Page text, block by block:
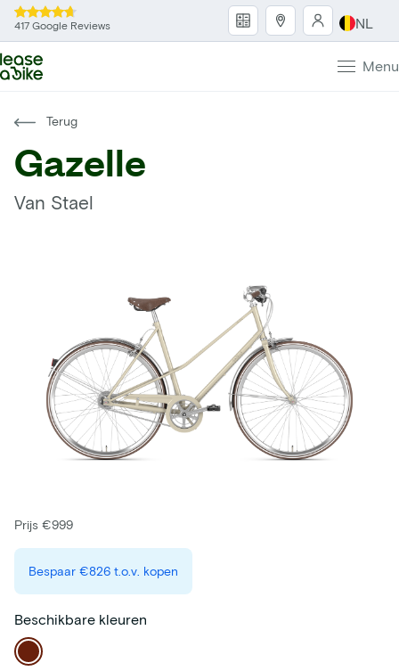
417 Google Reviews NL
Menu
Terug
Gazelle
Van Stael
Prijs €999
Bespaar €826 t.o.v. kopen
Beschikbare kleuren